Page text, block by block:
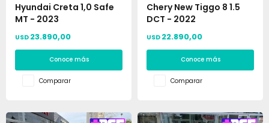
Hyundai Creta 1,0 Safe
MT - 2023
USD 23.890,00
Conoce más
Comparar
Chery New Tiggo 8 1.5
DCT - 2022
USD 22.890,00
Conoce más
Comparar